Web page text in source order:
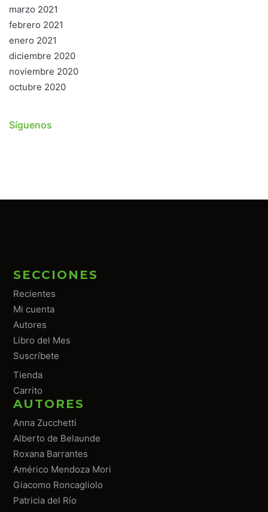
marzo 2021
febrero 2021
enero 2021
diciembre 2020
noviembre 2020
octubre 2020
Síguenos
SECCIONES
Recientes
Mi cuenta
Autores
Libro del Mes
Suscríbete
Tienda
Carrito
AUTORES
Anna Zucchetti
Alberto de Belaunde
Roxana Barrantes
Américo Mendoza Mori
Giacomo Roncagliolo
Patricia del Río